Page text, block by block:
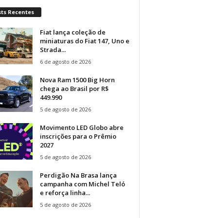
Recentes
Fiat lança coleção de
miniaturas do Fiat 147, Uno e
Strada...
6 de agosto de 2026
Nova Ram 1500 Big Horn
chega ao Brasil por R$
449.990
5 de agosto de 2026
Movimento LED Globo abre
inscrições para o Prêmio
2027
5 de agosto de 2026
Perdigão Na Brasa lança
campanha com Michel Teló
e reforça linha...
5 de agosto de 2026